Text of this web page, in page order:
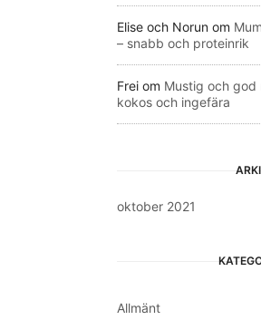
Elise och Norun om
– snabb och proteinrik
Frei om Mustig och god
kokos och ingefära
oktober 2021
Allmänt